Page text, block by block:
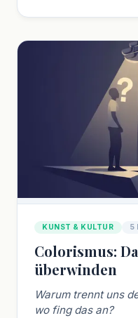
KUNST & KULTUR 5
Colorismus:
überwinden
Warum trennt uns
wo fing das an?